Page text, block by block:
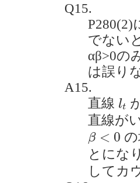
Q15.
P280(2)
でない
αβ>0の
は誤り
A15.
直線 lt
l
直線が
β < 0
β<0
とにな
してカ